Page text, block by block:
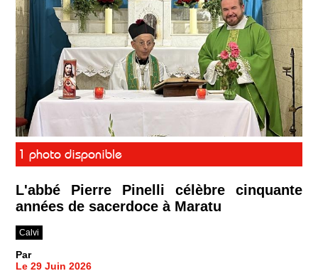
1 photo disponible
L'abbé Pierre Pinelli célèbre cinquante
années de sacerdoce à Maratu
Calvi
Par
Le 29 Juin 2026